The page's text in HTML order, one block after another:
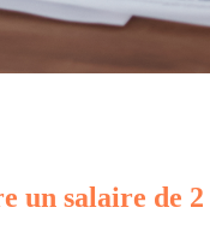
un salaire de